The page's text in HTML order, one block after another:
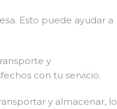
Esto puede ayudar a
y
con tu servicio.
y almacenar, lo